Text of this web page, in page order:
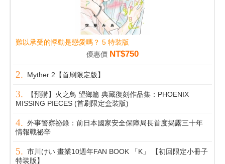
難以承受的悸動是戀愛嗎？ 5 特裝版
優惠價 NT$750
Myther 2【首刷限定版】
【預購】火之鳥 望鄉篇 典藏復刻作品集：PHOENIX
MISSING PIECES (首刷限定盒裝版)
外事警察祕錄：前日本國家安全保障局長首度揭露三十年
情報戰祕辛
市川けい 畫業10週年FAN BOOK 「K」 【初回限定小冊子
特装版】